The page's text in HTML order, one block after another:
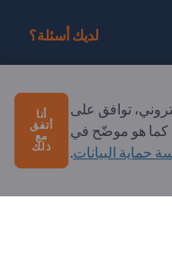
لديك أسئلة؟
خدماتنا التي نقدمها
نبذة عنا
توافق على
كما هو موضّح في
حماية البيانات.
أنا
أتفق
مع
ذلك